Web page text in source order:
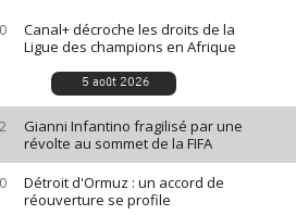
Canal+ décroche les droits de la
Ligue des champions en Afrique
5 août 2026
Gianni Infantino fragilisé par une
révolte au sommet de la FIFA
Détroit d'Ormuz : un accord de
réouverture se profile